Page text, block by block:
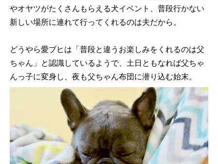
やオヤツがたくさんもらえる犬イベント、普段行かない
新しい場所に連れて行ってくれるのは夫だから。
どうやら愛ブヒは「普段と違うお楽しみをくれるのは父
ちゃん」と認識しているようで、土日ともなれば父ちゃ
んっ子に変身し、夜も父ちゃん布団に潜り込む始末。